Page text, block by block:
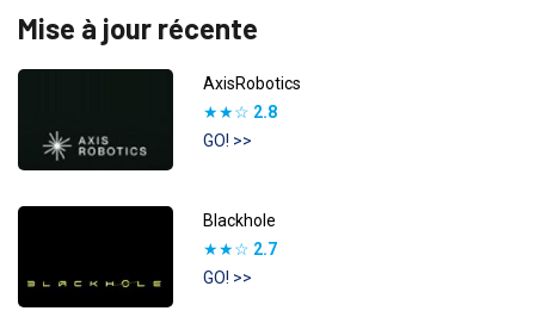
Mise à jour récente
AxisRobotics
★★☆ 2.8
GO! >>
Blackhole
★★☆ 2.7
GO! >>